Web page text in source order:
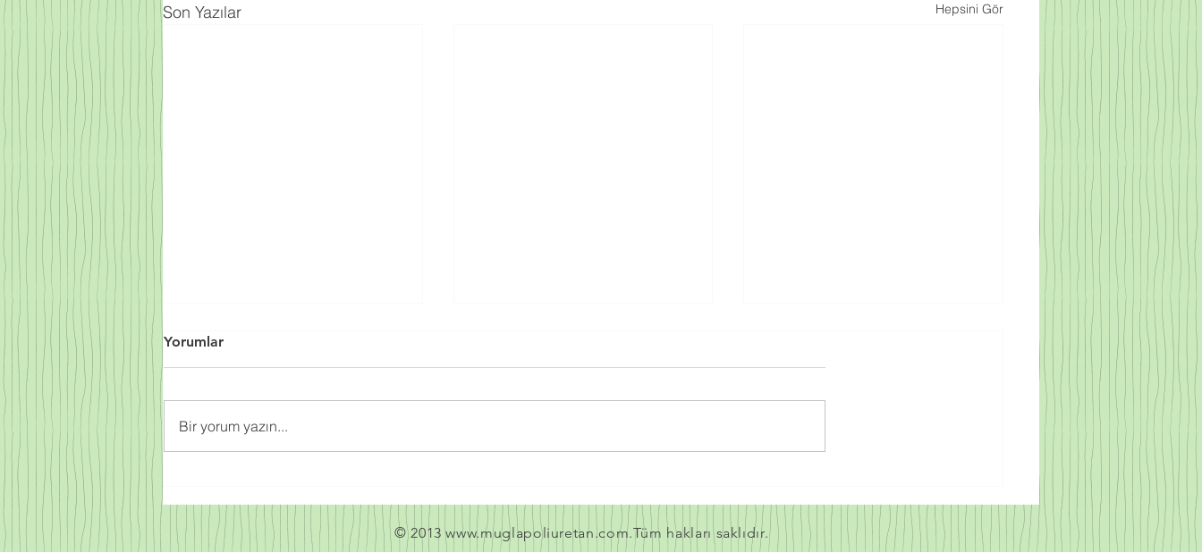
Son Yazılar Hepsini Gör
Fiyatları 2023
YAHŞİHAN
AMASRA
Yorumlar
Bir yorum yazın...
© 2013www.muglapoliuretan.com.Tüm hakları saklıdır.